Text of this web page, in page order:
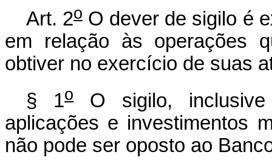
Art. 2o O dever de sigilo é
em relação às operações
obtiver no exercício de suas
§ 1oO sigilo, inclusive
aplicações e investimentos
não pode ser oposto ao